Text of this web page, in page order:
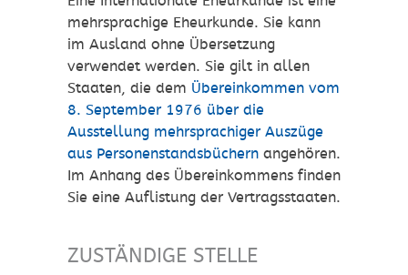
mehrsprachige Eheurkunde. Sie kann
im Ausland ohne Übersetzung
verwendet werden. Sie gilt in allen
Staaten, die dem Übereinkommen vom
8. September 1976 über die
Ausstellung mehrsprachiger Auszüge
aus Personenstandsbüchern angehören.
Im Anhang des Übereinkommens finden
Sie eine Auflistung der Vertragsstaaten.
ZUSTÄNDIGE STELLE